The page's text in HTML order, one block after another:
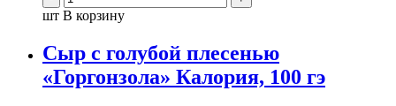
шт В корзину
Cыр с голубой плесенью
«Горгонзола» Калория, 100 гэ